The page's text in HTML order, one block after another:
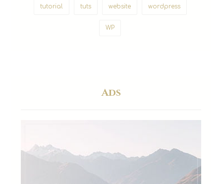
tutorial tuts website wordpress
WP
Ads